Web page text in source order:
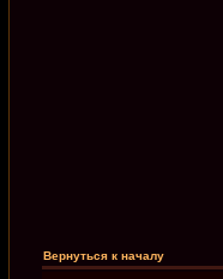
Вернуться к началу